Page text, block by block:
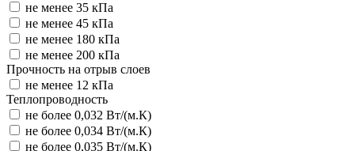
не менее 35 кПа
не менее 45 кПа
не менее 180 кПа
не менее 200 кПа
Прочность на отрыв слоев
не менее 12 кПа
Теплопроводность
не более 0,032 Вт/(м.К)
не более 0,034 Вт/(м.К)
не более 0,035 Вт/(м.К)